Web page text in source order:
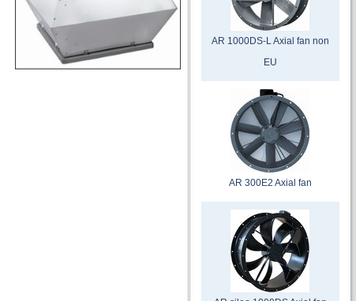
AR 1000DS-L Axial fan non
EU
AR 300E2 Axial fan